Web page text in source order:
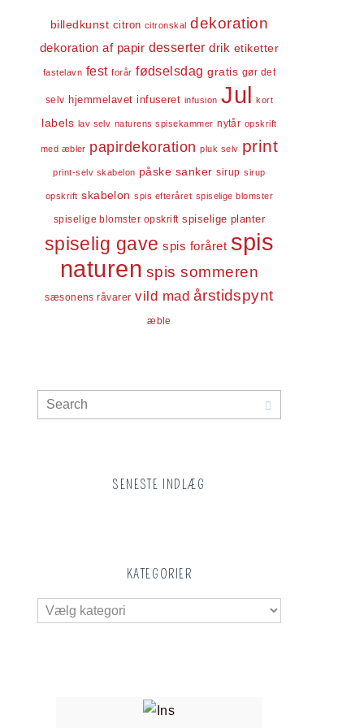
billedkunst citron citronskal dekoration
dekoration af papir desserter drik etiketter
fastelavn fest forår fødselsdag gratis gør det
selv hjemmelavet infuseret infusion Jul kort
labels lav selv naturens spisekammer nytår opskrift
med æbler papirdekoration pluk selv print
print-selv skabelon påske sanker sirup sirup
opskrift skabelon spis efteråret spiselige blomster
spiselige blomster opskrift spiselige planter
spiselig gave spis foråret spis
naturen spis sommeren
sæsonens råvarer vild mad årstidspynt
æble
SENESTE INDLÆG
KATEGORIER